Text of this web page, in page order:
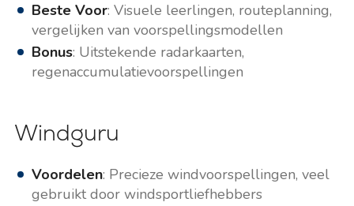
Beste Voor: Visuele leerlingen, routeplanning,
vergelijken van voorspellingsmodellen
Bonus: Uitstekende radarkaarten,
regenaccumulatievoorspellingen
Windguru
Voordelen: Precieze windvoorspellingen, veel
gebruikt door windsportliefhebbers